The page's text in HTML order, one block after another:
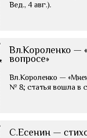
Вед., 4 авг.).
Вл.Короленко —
вопросе»
Вл.Короленко —
№ 8; статья вошла в
С.Есенин —